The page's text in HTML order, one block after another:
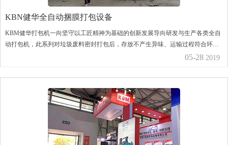
KBN健华全自动捆膜打包设备
KBM健华打包机一向坚守以工匠精神为基础的创新发展导向研发与生产各类全自
动打包机，此系列对垃圾废料密封打包后，存放不产生异味、运输过程符合环保
05-28 2019